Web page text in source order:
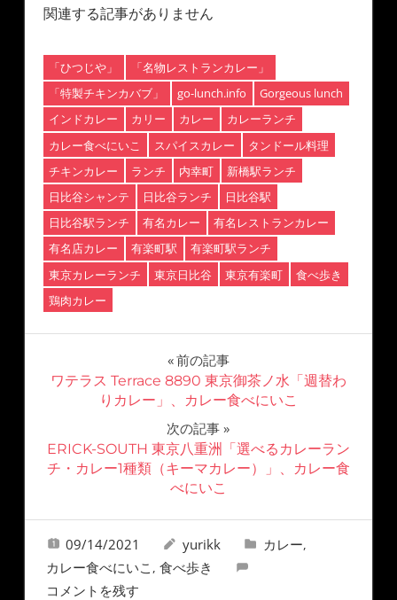
関連する記事がありません
「ひつじや」
「名物レストランカレー」
「特製チキンカバブ」
go-lunch.info
Gorgeous lunch
インドカレー
カリー カレー
カレーランチ
カレー食べにいこ
スパイスカレー
タンドール料理
チキンカレー
ランチ 内幸町
新橋駅ランチ
日比谷シャンテ
日比谷ランチ
日比谷駅
日比谷駅ランチ
有名カレー
有名レストランカレー
有名店カレー
有楽町駅
有楽町駅ランチ
東京カレーランチ
東京日比谷 東京有楽町
食べ歩き
鶏肉カレー
前の記事
ワテラス Terrace 8890 東京御茶ノ水「週替わ
りカレー」、カレー食べにいこ
次の記事
ERICK-SOUTH 東京八重洲「選べるカレーラン
チ・カレー1種類（キーマカレー）」、カレー食
べにいこ
09/14/2021 yurikk カレー,
カレー食べにいこ , 食べ歩き
コメントを残す